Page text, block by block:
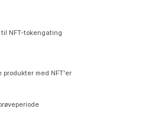
NFT-tokengating
produkter med NFT'er